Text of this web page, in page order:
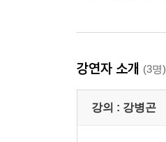
강연자 소개 (3명)
강의 : 강병곤